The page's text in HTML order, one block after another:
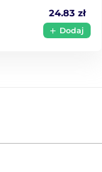
24.83 zł
Dodaj